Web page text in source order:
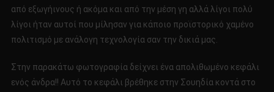
από εξωγήινους ή ακόμα και από την μέση γη αλλά λίγοι πολύ
λίγοι ήταν αυτοί που μίλησαν για κάποιο προϊστορικό χαμένο
πολιτισμό με ανάλογη τεχνολογία σαν την δικιά μας.
Στην παρακάτω φωτογραφία δείχνει ένα απολιθωμένο κεφάλι
ενός άνδρα!! Αυτό το κεφάλι βρέθηκε στην Σουηδία κοντά στο